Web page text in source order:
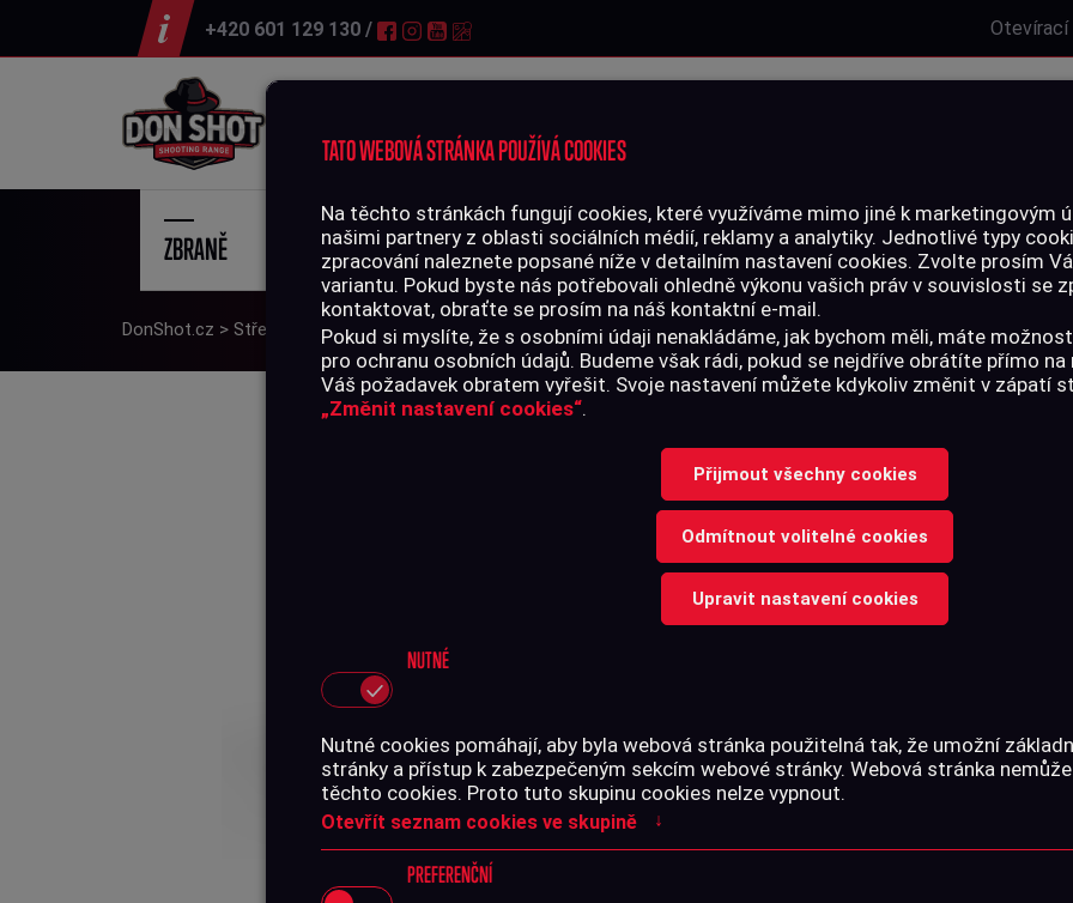
TATO WEBOVÁ STRÁNKA POUŽÍVÁ COOKIES
Na těchto stránkách fungují cookies, které využíváme mimo jiné k marketingovým
našimi partnery z oblasti sociálních médií, reklamy a analytiky. Jednotlivé typy
zpracování naleznete popsané níže v detailním nastavení cookies. Zvolte prosím
variantu. Pokud byste nás potřebovali ohledně výkonu vašich práv v souvislosti se
kontaktovat, obraťte se prosím na náš kontaktní e-mail.
Pokud si myslíte, že s osobními údaji nenakládáme, jak bychom měli, máte
pro ochranu osobních údajů. Budeme však rádi, pokud se nejdříve obrátíte přímo
Váš požadavek obratem vyřešit. Svoje nastavení můžete kdykoliv změnit v zápatí
„Změnit nastavení cookies“.
Přijmout všechny cookies
Odmítnout volitelné cookies
Upravit nastavení cookies
NUTNÉ
Nutné cookies pomáhají, aby byla webová stránka použitelná tak, že umožní
stránky a přístup k zabezpečeným sekcím webové stránky. Webová stránka
těchto cookies. Proto tuto skupinu cookies nelze vypnout.
Otevřít seznam cookies ve skupině ↓
PREFERENČNÍ
+420 601 129 130 / Otevírací
ZBRANĚ STŘELIVO PŘÍSLUŠENSTVÍ
DonShot.cz > Střelivo Okrajový zápal>Náboje 22 LR S&B High Velocity, LRN 2,6 g
NÁBOJE 22 LR
VELOCITY,